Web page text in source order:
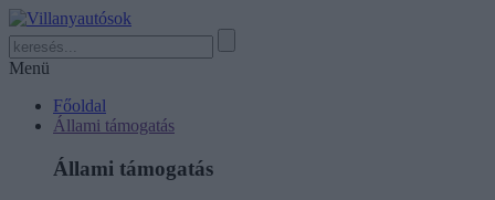
Menü
Főoldal
Állami támogatás
Állami támogatás